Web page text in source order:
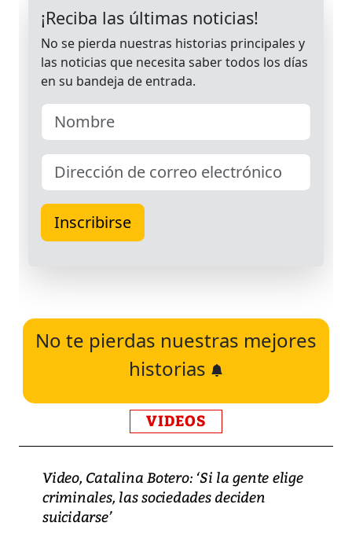
No te pierdas nuestras mejores
historias
VIDEOS
Video, Catalina Botero: ‘Si la gente elige
criminales, las sociedades deciden
suicidarse’